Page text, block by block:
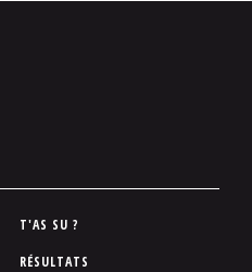
T'AS SU ?
RÉSULTATS